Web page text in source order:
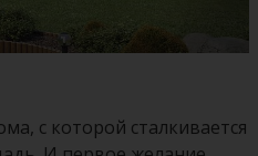
с которой сталкивается